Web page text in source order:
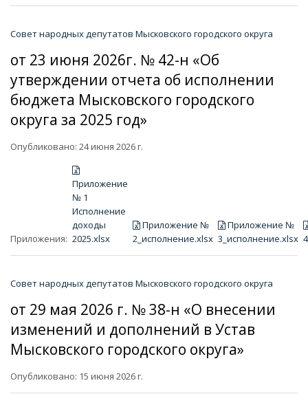
Совет народных депутатов Мысковского городского округа
от 23 июня 2026г. № 42-н «Об
утверждении отчета об исполнении
бюджета Мысковского городского
округа за 2025 год»
Опубликовано: 24 июня 2026 г.
Приложения:
Приложение
№ 1
Исполнение
доходы
2025.xlsx
Приложение №
2_исполнение.xlsx
Приложение №
3_исполнение.xlsx
Совет народных депутатов Мысковского городского округа
от 29 мая 2026 г. № 38-н «О внесении
изменений и дополнений в Устав
Мысковского городского округа»
Опубликовано: 15 июня 2026 г.